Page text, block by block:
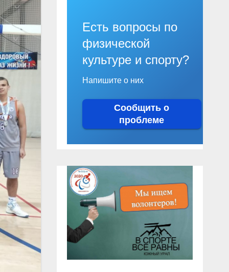
Есть вопросы по
физической
культуре и спорту?
Напишите о них
Сообщить о
проблеме